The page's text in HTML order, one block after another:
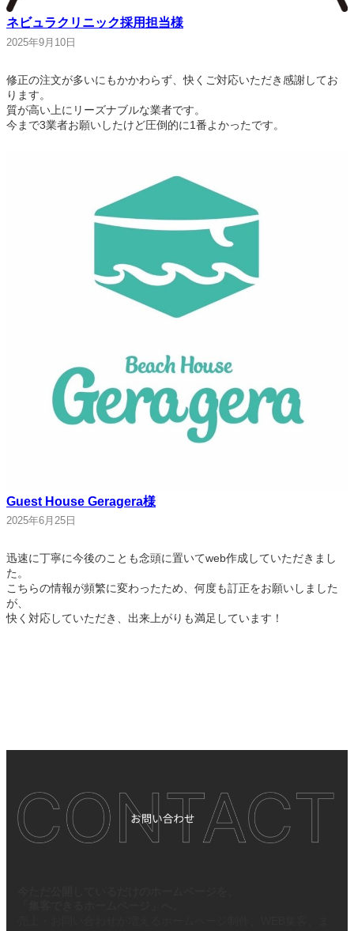
ネビュラクリニック採用担当様
2025年9月10日
修正の注文が多いにもかかわらず、快くご対応いただき感謝してお
ります。
質が高い上にリーズナブルな業者です。
今まで3業者お願いしたけど圧倒的に1番よかったです。
Guest House Geragera様
2025年6月25日
迅速に丁寧に今後のことも念頭に置いてweb作成していただきまし
た。
こちらの情報が頻繁に変わったため、何度も訂正をお願いしました
が、
快く対応していただき、出来上がりも満足しています！